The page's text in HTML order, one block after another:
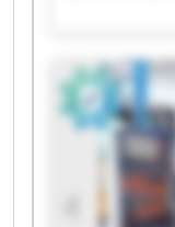
Maschinen-
Maschinen-
GmbH SK
Maschinen-
GmbH SK
Maschinen-
GmbH SK
Maschinen-
GmbH SK